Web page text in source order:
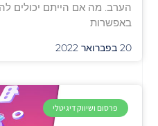
הערב. מה אם הייתם יכולים
באפשרות
20 בפברואר 2022
פרסום ושיווק דיגיטלי